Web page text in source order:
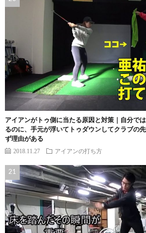
アイアンがトゥ側に当たる原因と対策｜自分で
るのに、手元が浮いてトゥダウンしてクラブの
ず理由がある
2018.11.27 アイアンの打ち方